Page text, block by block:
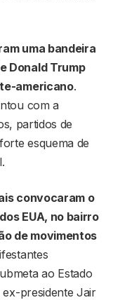
uma bandeira
Donald Trump
americano.
com a
partidos de
esquema de
convocaram o
EUA, no bairro
de movimentos
ao Estado
ex-presidente Jair